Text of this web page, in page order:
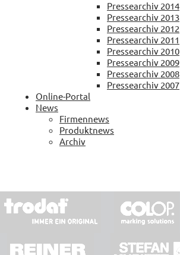
Pressearchiv 2014
Pressearchiv 2013
Pressearchiv 2012
Pressearchiv 2011
Pressearchiv 2010
Pressearchiv 2009
Pressearchiv 2008
Pressearchiv 2007
Online-Portal
News
Firmennews
Produktnews
Archiv